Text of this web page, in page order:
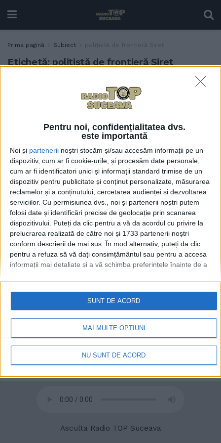
Pentru noi, confidențialitatea dvs.
este importantă
Noi și partenerii noștri stocăm și/sau accesăm informații pe un
dispozitiv, cum ar fi cookie-urile, și procesăm date personale,
cum ar fi identificatori unici și informații standard trimise de un
dispozitiv pentru publicitate și conținut personalizate, măsurarea
reclamelor și a conținutului, cercetarea audienței și dezvoltarea
serviciilor. Cu permisiunea dvs., noi și partenerii noștri putem
folosi date și identificări precise de geolocație prin scanarea
dispozitivului. Puteți da clic pentru a vă da acordul cu privire la
prelucrarea realizată de către noi și 1733 partenerii noștri
conform descrierii de mai sus. În mod alternativ, puteți da clic
pentru a refuza să vă dați consimțământul sau pentru a accesa
informații mai detaliate și a vă schimba preferințele înainte de a
retrageți consimțământul în orice moment, revenind la acest site
și făcând clic pe butonul "Confidențialitate" din partea de jos a
paginii web.
MAI MULTE OPȚIUNI
NU SUNT DE ACORD
SUNT DE ACORD
Prima pagină Subiect polițistă de frontieră Siret
Etichetă: polițistă de frontieră Siret
Polițistă de frontieră de la
Siret, distinsă cu Emblema
de Onoare, pentru
de dolari de la doi ucraineni
17 IULIE, 2025
© 2020 Radio TOP Suceava 104 FM
Asculta Radio TOP Suceava